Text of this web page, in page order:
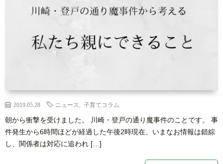
2019.05.28 ニュース 子育てコラム
朝から衝撃を受けました。 川崎・登戸の通り魔事件のことです。 事
件発生から6時間ほどが経過した午後2時現在、いまなお情報は錯綜
し、関係者は対応に追われ […]